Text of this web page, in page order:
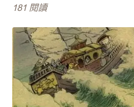
181 閱讀